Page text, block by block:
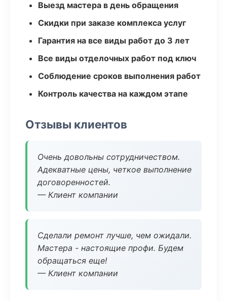
Выезд мастера в день обращения
Скидки при заказе комплекса услуг
Гарантия на все виды работ до 3 лет
Все виды отделочных работ под ключ
Соблюдение сроков выполнения работ
Контроль качества на каждом этапе
Отзывы клиентов
Очень довольны сотрудничеством.
Адекватные цены, четкое выполнение
договоренностей.
— Клиент компании
Сделали ремонт лучше, чем ожидали.
Мастера - настоящие профи. Будем
обращаться еще!
— Клиент компании